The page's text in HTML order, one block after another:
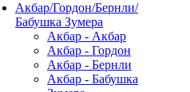
Акбар/Гордон/Бернли/
Бабушка Зумера
Акбар - Акбар
Акбар - Гордон
Акбар - Бернли
Акбар - Бабушка